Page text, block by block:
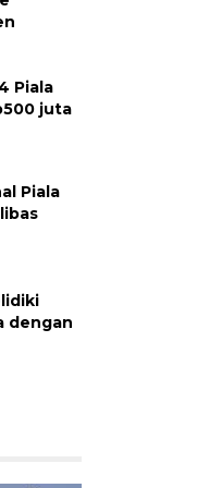
Piala
juta
Piala
dengan